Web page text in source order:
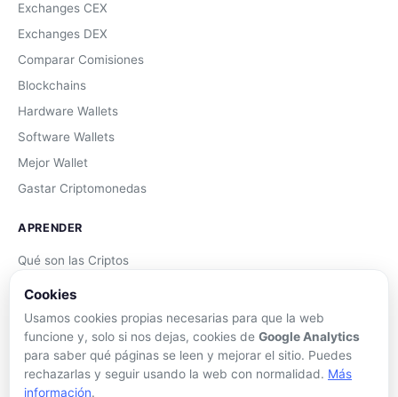
Exchanges CEX
Exchanges DEX
Comparar Comisiones
Blockchains
Hardware Wallets
Software Wallets
Mejor Wallet
Gastar Criptomonedas
APRENDER
Qué son las Criptos
Cómo Comprar
Staking
DeFi
Trading
Glosario
Cookies
Usamos cookies propias necesarias para que la web
funcione y, solo si nos dejas, cookies de Google Analytics
para saber qué páginas se leen y mejorar el sitio. Puedes
rechazarlas y seguir usando la web con normalidad. Más
información.